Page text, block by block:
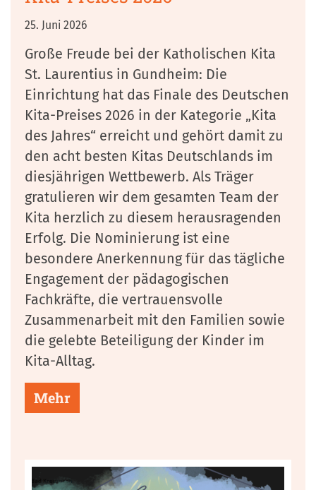
25. Juni 2026
Große Freude bei der Katholischen Kita
St. Laurentius in Gundheim: Die
Einrichtung hat das Finale des Deutschen
Kita-Preises 2026 in der Kategorie „Kita
des Jahres“ erreicht und gehört damit zu
den acht besten Kitas Deutschlands im
diesjährigen Wettbewerb. Als Träger
gratulieren wir dem gesamten Team der
Kita herzlich zu diesem herausragenden
Erfolg. Die Nominierung ist eine
besondere Anerkennung für das tägliche
Engagement der pädagogischen
Fachkräfte, die vertrauensvolle
Zusammenarbeit mit den Familien sowie
die gelebte Beteiligung der Kinder im
Kita-Alltag.
Mehr